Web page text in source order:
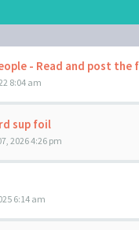
- Read and post the
8:04 am
sup foil
2026 4:26 pm
6:14 am